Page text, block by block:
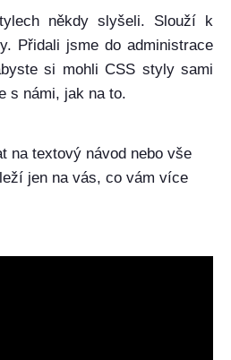
někdy slyšeli. Slouží k
Přidali jsme do administrace
si mohli CSS styly sami
s námi, jak na to.
na textový návod nebo vše
jen na vás, co vám více